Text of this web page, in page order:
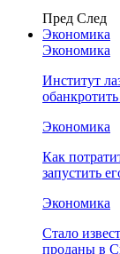
Пред След
Экономика
Экономика
Институт
Экономика
Как
запустить
Экономика
Стало
проданы в